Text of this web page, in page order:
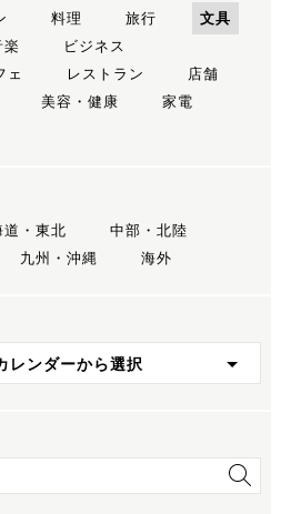
料理 旅行
文具
楽
ビジネス
ェ レストラン
店舗
美容・健康
家電
道・東北
中部・北陸
九州・沖縄 海外
レンダーから選択